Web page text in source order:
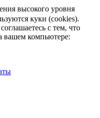
высокого уровня
куки (cookies).
с тем, что
вашем компьютере: